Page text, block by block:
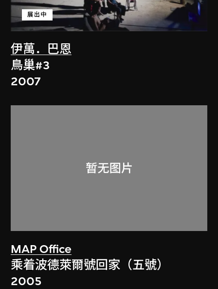
伊萬．巴恩
展出中
鳥巢#3
2007
MAP Office
乘着波德萊爾號回家（五號）
2005